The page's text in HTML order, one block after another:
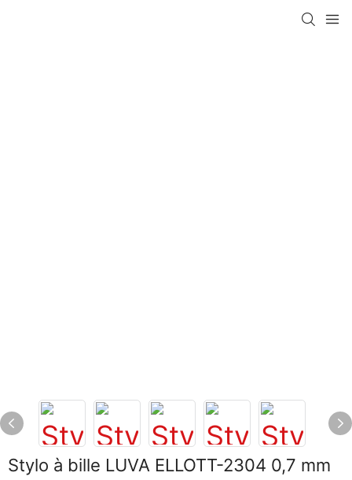
Stylo à bille LUVA ELLOTT-2304 0,7 mm